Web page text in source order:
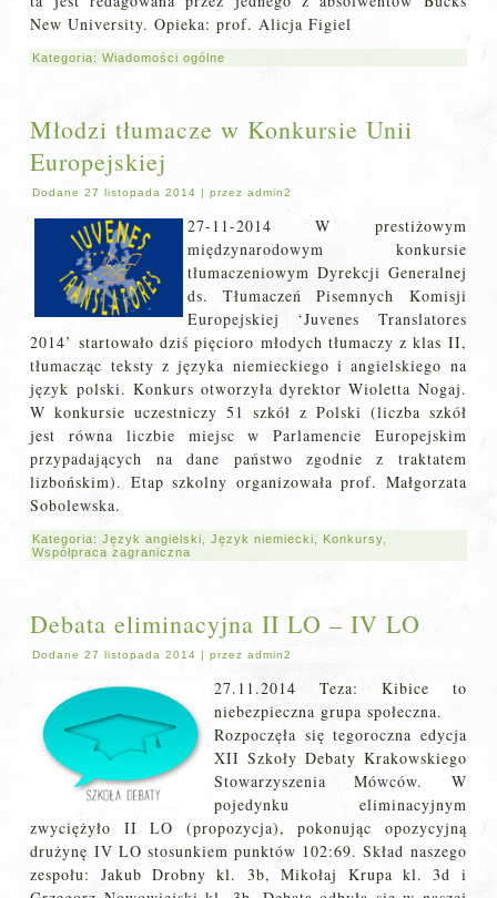
New University. Opieka: prof. Alicja Figiel
Kategoria:Wiadomości ogólne
Młodzi tłumacze w Konkursie Unii
Europejskiej
Dodane 27 listopada 2014 |przez admin2
27-11-2014 W prestiżowym
międzynarodowym konkursie
tłumaczeniowym Dyrekcji Generalnej
ds. Tłumaczeń Pisemnych Komisji
Europejskiej ‘Juvenes Translatores
2014’ startowało dziś pięcioro młodych tłumaczy z klas II,
tłumacząc teksty z języka niemieckiego i angielskiego na
język polski. Konkurs otworzyła dyrektor Wioletta Nogaj.
W konkursie uczestniczy 51 szkół z Polski (liczba szkół
jest równa liczbie miejsc w Parlamencie Europejskim
przypadających na dane państwo zgodnie z traktatem
lizbońskim). Etap szkolny organizowała prof. Małgorzata
Sobolewska.
Kategoria:Język angielski,Język niemiecki, Konkursy,
Współpraca zagraniczna
Debata eliminacyjna II LO – IV LO
Dodane 27 listopada 2014 |przez admin2
27.11.2014 Teza: Kibice to
niebezpieczna grupa społeczna.
Rozpoczęła się tegoroczna edycja
XII Szkoły Debaty Krakowskiego
Stowarzyszenia Mówców. W
pojedynku eliminacyjnym
zwyciężyło II LO (propozycja), pokonując opozycyjną
drużynę IV LO stosunkiem punktów 102:69. Skład naszego
zespołu: Jakub Drobny kl. 3b, Mikołaj Krupa kl. 3d i